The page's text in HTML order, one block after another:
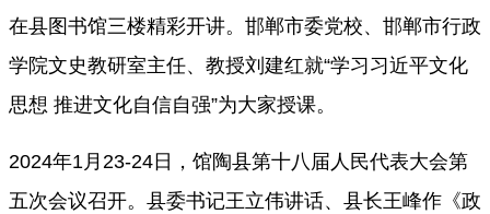
在县图书馆三楼精彩开讲。邯郸市委党校、邯郸市行政
学院文史教研室主任、教授刘建红就“学习习近平文化
思想 推进文化自信自强”为大家授课。
2024年1月23-24日，馆陶县第十八届人民代表大会第
五次会议召开。县委书记王立伟讲话、县长王峰作《政